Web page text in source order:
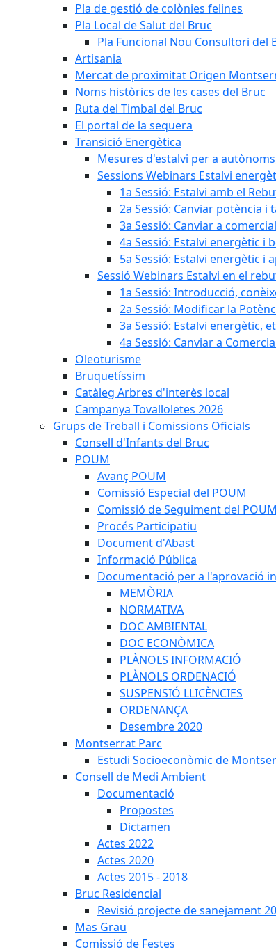
Pla de gestió de colònies felines
Pla Local de Salut del Bruc
Pla Funcional Nou Consultori del
Artisania
Mercat de proximitat Origen
Noms històrics de les cases del Bruc
Ruta del Timbal del Bruc
El portal de la sequera
Transició Energètica
Mesures d'estalvi per a
Sessions Webinars Estalvi
1a Sessió: Estalvi amb el
2a Sessió: Canviar potència i
3a Sessió: Canviar a
4a Sessió: Estalvi energètic i
5a Sessió: Estalvi energètic i
Sessió Webinars Estalvi en el
1a Sessió: Introducció,
2a Sessió: Modificar la
3a Sessió: Estalvi energètic,
4a Sessió: Canviar a
Oleoturisme
Bruquetíssim
Catàleg Arbres d'interès local
Campanya Tovalloletes 2026
Grups de Treball i Comissions Oficials
Consell d'Infants del Bruc
POUM
Avanç POUM
Comissió Especial del POUM
Comissió de Seguiment del POUM
Procés Participatiu
Document d'Abast
Informació Pública
Documentació per a l'aprovació
MEMÒRIA
NORMATIVA
DOC AMBIENTAL
DOC ECONÒMICA
PLÀNOLS INFORMACIÓ
PLÀNOLS ORDENACIÓ
SUSPENSIÓ LLICÈNCIES
ORDENANÇA
Desembre 2020
Montserrat Parc
Estudi Socioeconòmic de
Consell de Medi Ambient
Documentació
Propostes
Dictamen
Actes 2022
Actes 2020
Actes 2015 - 2018
Bruc Residencial
Revisió projecte de sanejament
Mas Grau
Comissió de Festes